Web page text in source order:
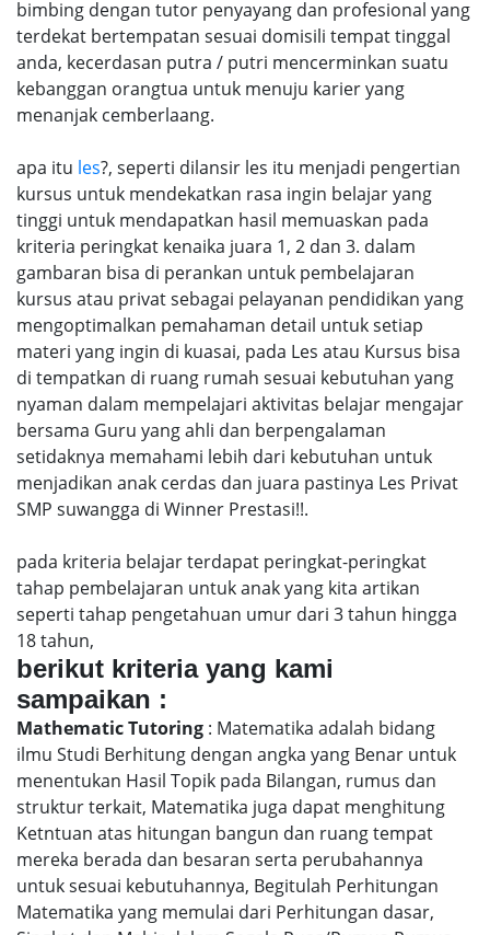
bimbing dengan tutor penyayang dan profesional yang
terdekat bertempatan sesuai domisili tempat tinggal
anda, kecerdasan putra / putri mencerminkan suatu
kebanggan orangtua untuk menuju karier yang
menanjak cemberlaang.
apa itu les?, seperti dilansir les itu menjadi pengertian
kursus untuk mendekatkan rasa ingin belajar yang
tinggi untuk mendapatkan hasil memuaskan pada
kriteria peringkat kenaika juara 1, 2 dan 3. dalam
gambaran bisa di perankan untuk pembelajaran
kursus atau privat sebagai pelayanan pendidikan yang
mengoptimalkan pemahaman detail untuk setiap
materi yang ingin di kuasai, pada Les atau Kursus bisa
di tempatkan di ruang rumah sesuai kebutuhan yang
nyaman dalam mempelajari aktivitas belajar mengajar
bersama Guru yang ahli dan berpengalaman
setidaknya memahami lebih dari kebutuhan untuk
menjadikan anak cerdas dan juara pastinya Les Privat
SMP suwangga di Winner Prestasi!!.
pada kriteria belajar terdapat peringkat-peringkat
tahap pembelajaran untuk anak yang kita artikan
seperti tahap pengetahuan umur dari 3 tahun hingga
18 tahun,
berikut kriteria yang kami
sampaikan :
Mathematic Tutoring : Matematika adalah bidang
ilmu Studi Berhitung dengan angka yang Benar untuk
menentukan Hasil Topik pada Bilangan, rumus dan
struktur terkait, Matematika juga dapat menghitung
Ketntuan atas hitungan bangun dan ruang tempat
mereka berada dan besaran serta perubahannya
untuk sesuai kebutuhannya, Begitulah Perhitungan
Matematika yang memulai dari Perhitungan dasar,